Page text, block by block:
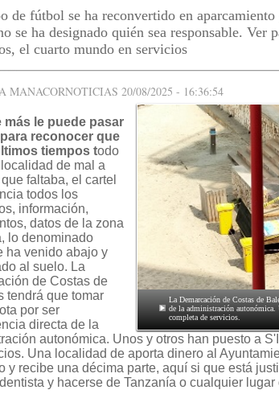
de fútbol se ha reconvertido en
se ha designado quién sea responsable. Ver
el cuarto mundo en servicios
MANACORNOTICIAS 20/08/2025 - 16:36:54
La Demarcación de Costas de
de la administración
completa de servicios.
más le puede pasar
reconocer que
tiempos todo
de mal a
faltaba, el cartel
todos los
información,
datos de la zona
lo denominado
ha venido abajo y
al suelo. La
de Costas de
tendrá que tomar
por ser
directa de la
autonómica. Unos y otros han puesto a
Una localidad de aporta dinero al
y recibe una décima parte, aquí si que está
y hacerse de Tanzanía o cualquier